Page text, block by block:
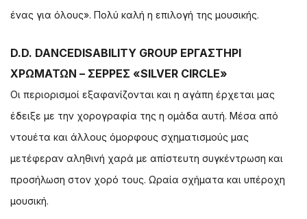
ένας για όλους». Πολύ καλή η επιλογή της μουσικής.
D.D. DANCEDISABILITY GROUP ΕΡΓΑΣΤΗΡΙ
ΧΡΩΜΑΤΩΝ – ΣΕΡΡΕΣ «SILVER CIRCLE»
Οι περιορισμοί εξαφανίζονται και η αγάπη έρχεται μας
έδειξε με την χορογραφία της η ομάδα αυτή. Μέσα από
ντουέτα και άλλους όμορφους σχηματισμούς μας
μετέφεραν αληθινή χαρά με απίστευτη συγκέντρωση και
προσήλωση στον χορό τους. Ωραία σχήματα και υπέροχη
μουσική.